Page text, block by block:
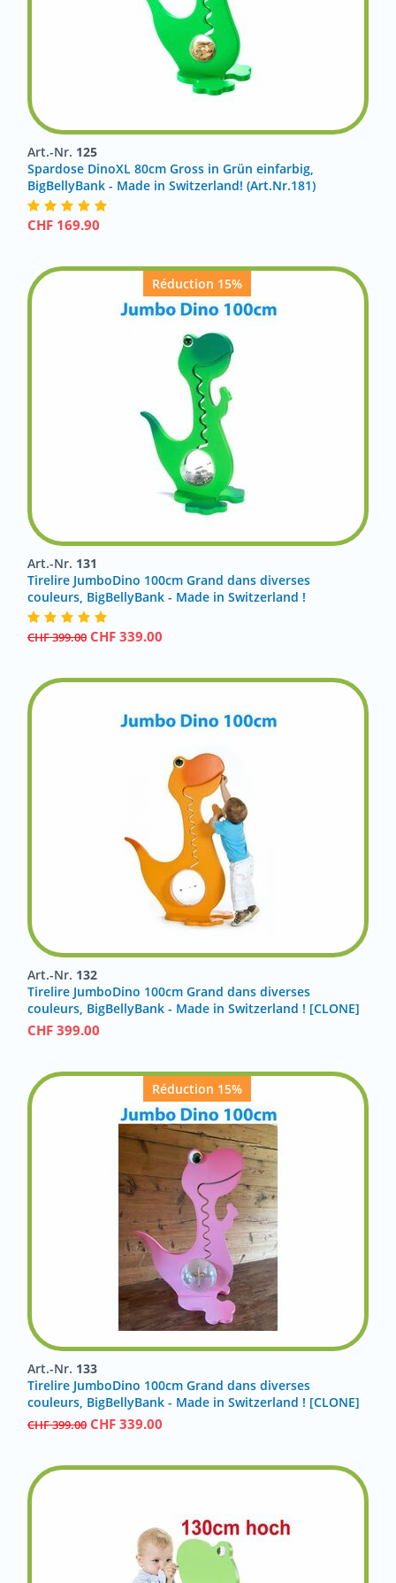
Art.-Nr. 125
Spardose DinoXL 80cm Gross in Grün einfarbig,
BigBellyBank - Made in Switzerland! (Art.Nr.181)
CHF 169.90
Réduction 15%
Art.-Nr. 131
Tirelire JumboDino 100cm Grand dans diverses
couleurs, BigBellyBank - Made in Switzerland !
CHF399.00 CHF 339.00
Art.-Nr. 132
Tirelire JumboDino 100cm Grand dans diverses
couleurs, BigBellyBank - Made in Switzerland ! [CLONE]
CHF 399.00
Réduction 15%
Art.-Nr. 133
Tirelire JumboDino 100cm Grand dans diverses
couleurs, BigBellyBank - Made in Switzerland ! [CLONE]
CHF399.00 CHF 339.00